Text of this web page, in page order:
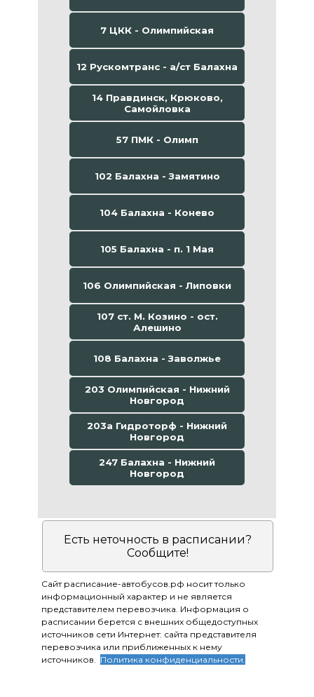
7 ЦКК - Олимпийская
12 Рускомтранс - а/ст Балахна
14 Правдинск, Крюково,
Самойловка
57 ПМК - Олимп
102 Балахна - Замятино
104 Балахна - Конево
105 Балахна - п. 1 Мая
106 Олимпийская - Липовки
107 ст. М. Козино - ост.
Алешино
108 Балахна - Заволжье
203 Олимпийская - Нижний
Новгород
203а Гидроторф - Нижний
Новгород
247 Балахна - Нижний
Новгород
Есть неточность в расписании?
Сообщите!
Сайт расписание-автобусов.рф носит только
информационный характер и не является
представителем перевозчика. Информация о
расписании берется с внешних общедоступных
источников сети Интернет: сайта представителя
перевозчика или приближенных к нему
источников. Политика конфиденциальности.